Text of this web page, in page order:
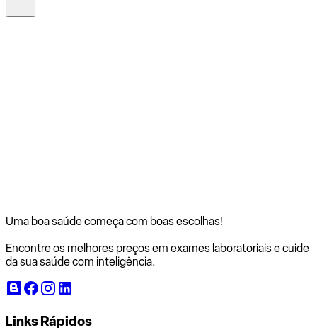
Uma boa saúde começa com boas escolhas!
Encontre os melhores preços em exames laboratoriais e cuide
da sua saúde com inteligência.
Links Rápidos